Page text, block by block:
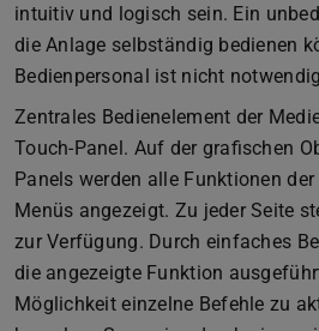
intuitiv und logisch sein. Ein
die Anlage selbständig bedienen
Bedienpersonal ist nicht
Zentrales Bedienelement der
Touch-Panel. Auf der grafischen
Panels werden alle Funktionen
Menüs angezeigt. Zu jeder Seite
zur Verfügung. Durch einfaches
die angezeigte Funktion
Möglichkeit einzelne Befehle zu